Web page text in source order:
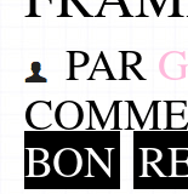
PAR
BON